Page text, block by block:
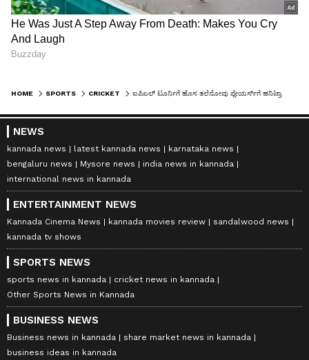
HOME SPORTS CRICKET
NEWS
kannada news latest kannada news
karnataka news
bengaluru news
Mysore news
india news in kannada
international news in kannada
ENTERTAINMENT NEWS
Kannada Cinema News kannada movies review
sandalwood news
kannada tv shows
SPORTS NEWS
sports news in kannada
cricket news in kannada
Other Sports News in Kannada
BUSINESS NEWS
Business news in kannada
share market news in kannada
business ideas in kannada